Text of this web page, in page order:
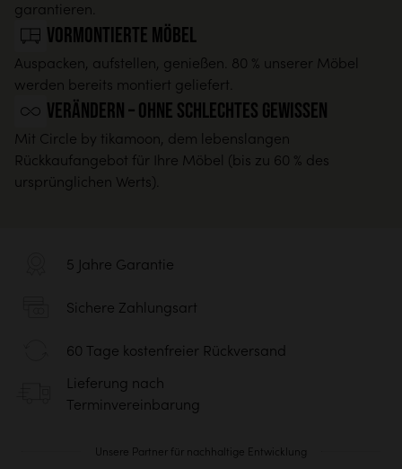
garantieren.
Vormontierte Möbel
Auspacken, aufstellen, genießen. 80 % unserer Möbel
werden bereits montiert geliefert.
Verändern – ohne schlechtes Gewissen
Mit Circle by tikamoon, dem lebenslangen
Rückkaufangebot für Ihre Möbel (bis zu 60 % des
ursprünglichen Werts).
5 Jahre Garantie
Sichere Zahlungsart
60 Tage kostenfreier Rückversand
Lieferung nach
Terminvereinbarung
Unsere Partner für nachhaltige Entwicklung